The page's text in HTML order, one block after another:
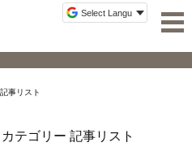
事リスト
カテゴリー 記事リスト